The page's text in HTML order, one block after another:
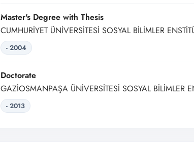
Master's Degree with Thesis
CUMHURİYET ÜNİVERSİTESİ SOSYAL BİLİMLER
- 2004
Doctorate
GAZİOSMANPAŞA ÜNİVERSİTESİ SOSYAL BİLİMLER
- 2013